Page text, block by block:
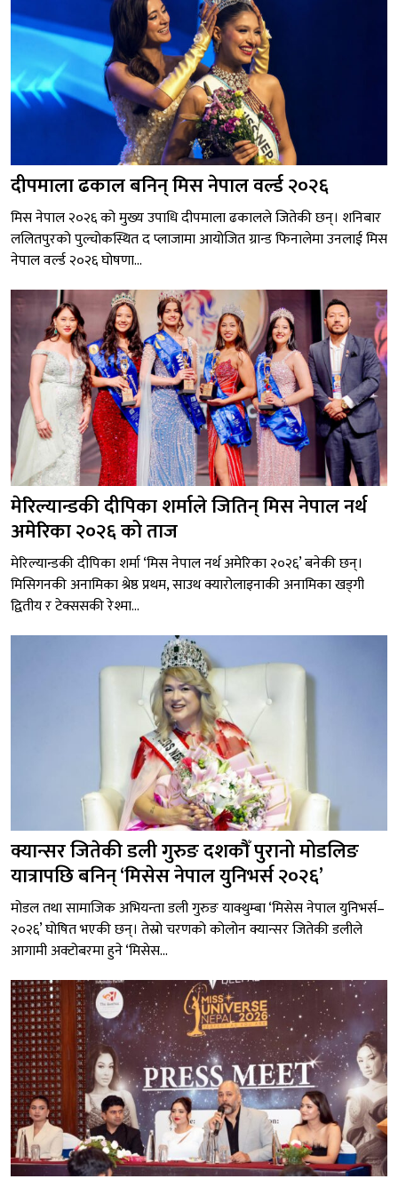
दीपमाला ढकाल बनिन् मिस नेपाल वर्ल्ड २०२६
मिस नेपाल २०२६ को मुख्य उपाधि दीपमाला ढकालले जितेकी छन्। शनिबार
ललितपुरको पुल्चोकस्थित द प्लाजामा आयोजित ग्रान्ड फिनालेमा उनलाई मिस
नेपाल वर्ल्ड २०२६ घोषणा...
मेरिल्यान्डकी दीपिका शर्माले जितिन् मिस नेपाल नर्थ
अमेरिका २०२६ को ताज
मेरिल्यान्डकी दीपिका शर्मा ‘मिस नेपाल नर्थ अमेरिका २०२६’ बनेकी छन्।
मिसिगनकी अनामिका श्रेष्ठ प्रथम, साउथ क्यारोलाइनाकी अनामिका खड्गी
द्वितीय र टेक्ससकी रेश्मा...
क्यान्सर जितेकी डली गुरुङ दशकौँ पुरानो मोडलिङ
यात्रापछि बनिन् ‘मिसेस नेपाल युनिभर्स २०२६’
मोडल तथा सामाजिक अभियन्ता डली गुरुङ याक्थुम्बा ‘मिसेस नेपाल युनिभर्स–
२०२६’ घोषित भएकी छन्। तेस्रो चरणको कोलोन क्यान्सर जितेकी डलीले
आगामी अक्टोबरमा हुने ‘मिसेस...